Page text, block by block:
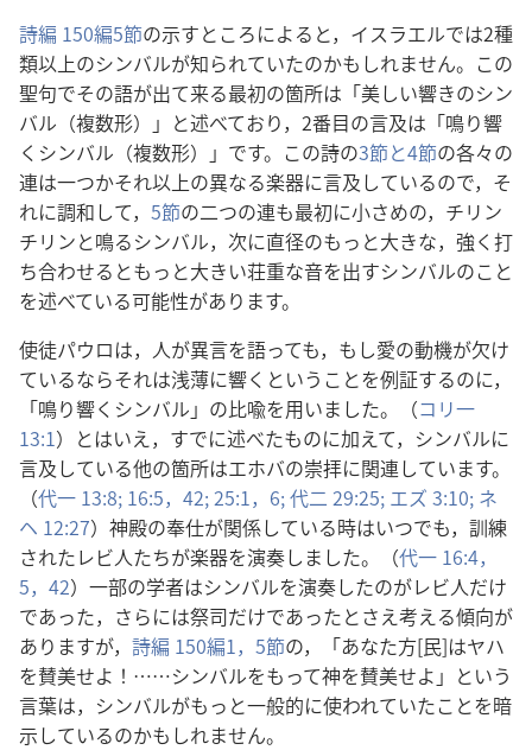
詩編 150編5節の示すところによると，イスラエルでは2種
類以上のシンバルが知られていたのかもしれません。この
聖句でその語が出て来る最初の箇所は「美しい響きのシン
バル（複数形）」と述べており，2番目の言及は「鳴り響
くシンバル（複数形）」です。この詩の3節と4節の各々の
連は一つかそれ以上の異なる楽器に言及しているので，そ
れに調和して， 5節の二つの連も最初に小さめの，チリン
チリンと鳴るシンバル，次に直径のもっと大きな，強く打
ち合わせるともっと大きい荘重な音を出すシンバルのこと
を述べている可能性があります。
使徒パウロは，人が異言を語っても，もし愛の動機が欠け
ているならそれは浅薄に響くということを例証するのに，
「鳴り響くシンバル」の比喩を用いました。（コリ一
13:1）とはいえ，すでに述べたものに加えて，シンバルに
言及している他の箇所はエホバの崇拝に関連しています。
（代一 13:8; 16:5， 42;25:1， 6;代二 29:25; エズ 3:10; ネ
ヘ 12:27）神殿の奉仕が関係している時はいつでも，訓練
されたレビ人たちが楽器を演奏しました。（代一 16:4，
5， 42）一部の学者はシンバルを演奏したのがレビ人だけ
であった，さらには祭司だけであったとさえ考える傾向が
ありますが， 詩編 150編1， 5節の，「あなた方[民]はヤハ
を賛美せよ！……シンバルをもって神を賛美せよ」という
言葉は，シンバルがもっと一般的に使われていたことを暗
示しているのかもしれません。